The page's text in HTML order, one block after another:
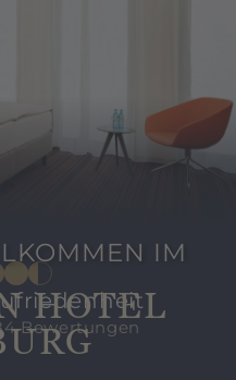
IM
HOTEL
Bewertungen